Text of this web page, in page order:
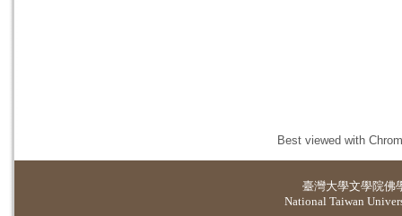
Best viewed with
臺灣大學文學院佛
National Taiwan